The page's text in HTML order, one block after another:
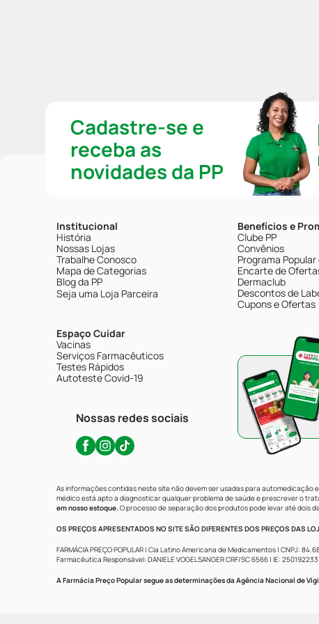
Cadastre-se e
receba as
novidades da PP
Institucional
História
Nossas Lojas
Trabalhe Conosco
Mapa de Categorias
Blog da PP
Seja uma Loja Parceira
Espaço Cuidar
Vacinas
Serviços Farmacêuticos
Testes Rápidos
Autoteste Covid-19
Nossas redes sociais
Benefícios e
Clube PP
Convênios
Programa Popular
Encarte de
Dermaclub
Descontos de
Cupons e Ofertas
As informações contidas neste site não devem ser usadas para
médico está apto a diagnosticar qualquer problema de saúde e prescrever o
em nosso estoque.O processo de separação dos produtos pode levar até dois
OS PREÇOS APRESENTADOS NO SITE SÃO DIFERENTES DOS PREÇOS DAS
FARMÁCIA PREÇO POPULAR | Cia Latino Americana de Medicamentos | CNPJ:
Farmacêutica Responsável: DANIELE VOGELSANGER CRF/SC 6566 | IE:
A Farmácia Preço Popular segue as determinações da Agência Nacional de